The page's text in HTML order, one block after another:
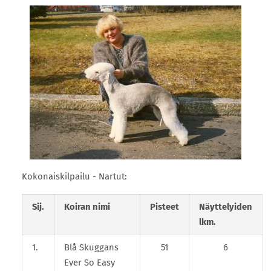
Kokonaiskilpailu - Nartut:
Sij. Koiran nimi Pisteet
Näyttelyiden
lkm.
1.
Blå Skuggans
Ever So Easy
51 6